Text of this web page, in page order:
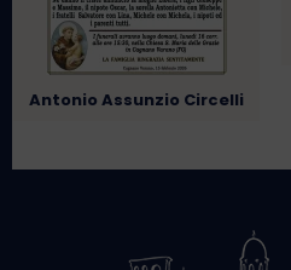
Antonio Assunzio Circelli